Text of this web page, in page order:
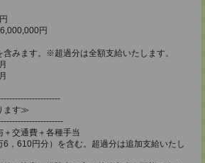
円
含みます。※超過分は全額支給いたします。
ます≫
交通費＋各種手当
，610円分）を含む。超過分は追加支給いたし